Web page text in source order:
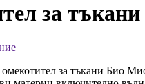
за
за тъкани Био